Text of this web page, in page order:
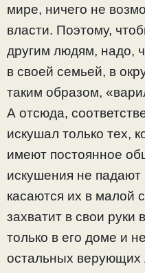
мире, ничего не
власти. Поэтому,
другим людям, надо,
в своей семьей, в
таким образом,
А отсюда,
искушал только тех,
имеют постоянное
искушения не
касаются их в малой
захватит в свои руки
только в его доме и
остальных верующих